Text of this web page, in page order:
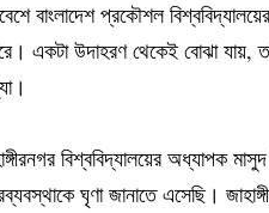
বাংলাদেশ প্রকৌশল
একটা উদাহরণ থেকেই বোঝা
বিশ্ববিদ্যালয়ের অধ্যাপক
ঘৃণা জানাতে এসেছি।